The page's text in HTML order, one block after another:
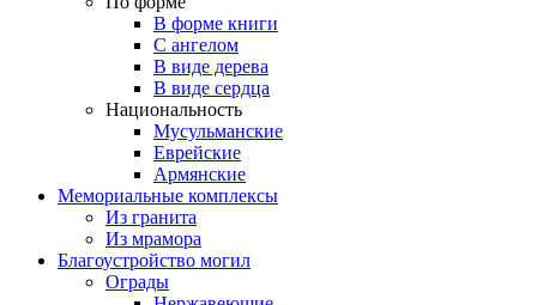
В форме книги
С ангелом
В виде дерева
В виде сердца
Национальность
Мусульманские
Еврейские
Армянские
Мемориальные комплексы
Из гранита
Из мрамора
Благоустройство могил
Ограды